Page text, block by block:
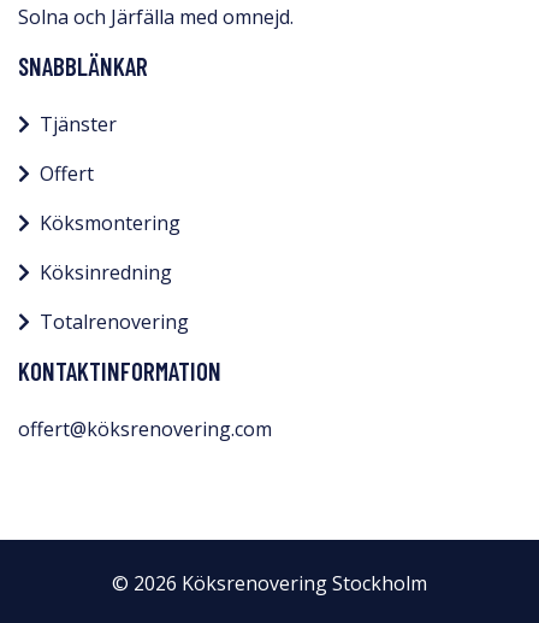
Solna och Järfälla med omnejd.​
SNABBLÄNKAR
Tjänster
Offert
Köksmontering
Köksinredning
Totalrenovering
KONTAKTINFORMATION
offert@köksrenovering.com
© 2026 Köksrenovering Stockholm